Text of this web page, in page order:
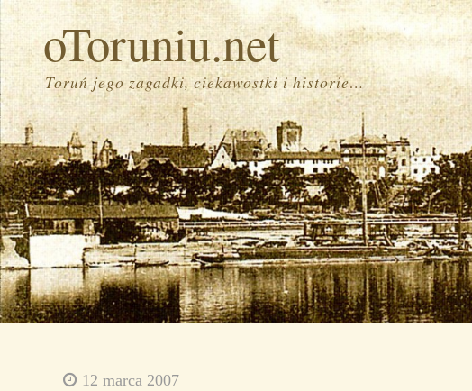
oToruniu.net
Toruń jego zagadki, ciekawostki i historie…
12 marca 2007